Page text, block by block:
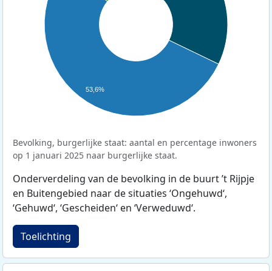
53,6%
Bevolking, burgerlijke staat: aantal en percentage inwoners
op 1 januari 2025 naar burgerlijke staat.
Onderverdeling van de bevolking in de buurt ’t Rijpje
en Buitengebied naar de situaties ‘Ongehuwd‘,
‘Gehuwd‘, ‘Gescheiden‘ en ‘Verweduwd‘.
Toelichting